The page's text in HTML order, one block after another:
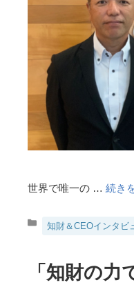
世界で唯一の … 続き
カ
リ
ー
知財＆CEOインタビ
「知財の